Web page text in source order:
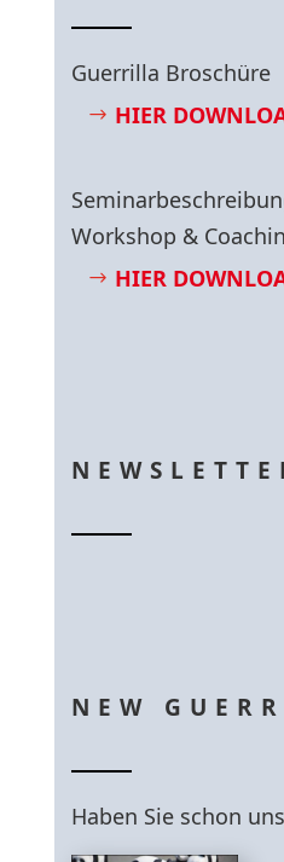
Guerrilla Broschüre
HIER
Workshop &
HIER
NEW
Haben Sie schon